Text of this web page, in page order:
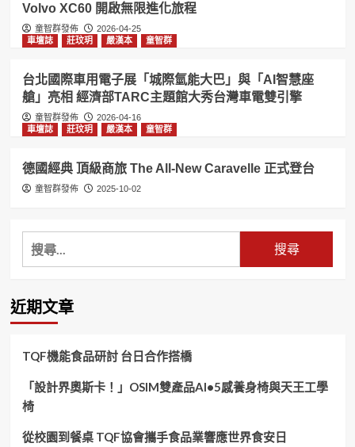
Volvo XC60 開啟無限進化旅程
童智群發佈
2026-04-25
車壇誌
莊玟玥 嚴漢本 童智群
台北國際車用電子展「城際氫能大巴」與「AI智慧座
艙」亮相 經濟部TARC主題館大秀台灣車電雙引擎
童智群發佈
2026-04-16
車壇誌
莊玟玥 嚴漢本 童智群
德國經典 頂級商旅 The All-New Caravelle 正式登台
童智群發佈 2025-10-02
搜
尋
鍵
字:
近期文章
TQF機能食品研討 台日合作搭橋
「設計界奧斯卡！」OSIM雙產品AI•5感養身椅與天王工學
椅
從校園到餐桌 TQF協會攜手食品業響應世界食安日